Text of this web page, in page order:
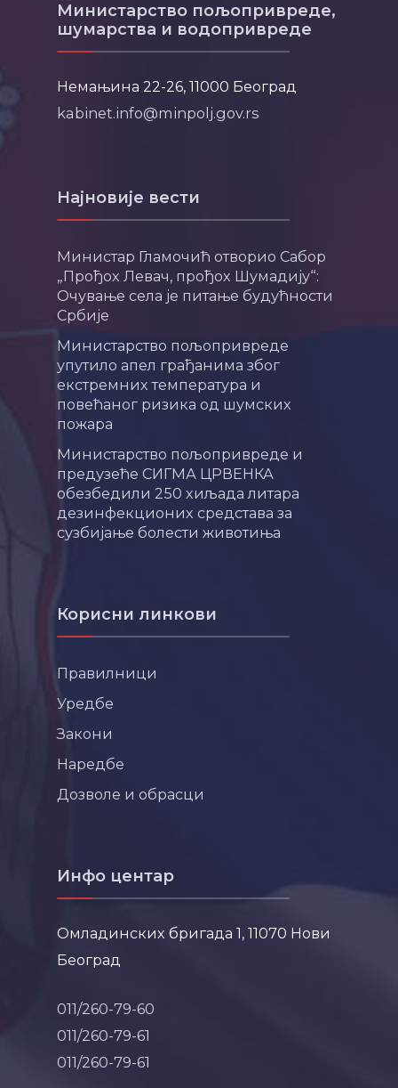
Министарство пољопривреде,
шумарства и водопривреде
Немањина 22-26, 11000 Београд
kabinet.info@minpolj.gov.rs
Најновије вести
Министар Гламочић отворио Сабор
„Прођох Левач, прођох Шумадију“:
Очување села је питање будућности
Србије
Министарство пољопривреде
упутило апел грађанима због
екстремних температура и
повећаног ризика од шумских
пожара
Министарство пољопривреде и
предузеће СИГМА ЦРВЕНКА
обезбедили 250 хиљада литара
дезинфекционих средстава за
сузбијање болести животиња
Корисни линкови
Правилници
Уредбе
Закони
Наредбе
Дозволе и обрасци
Инфо центар
Омладинских бригада 1, 11070 Нови
Београд
011/260-79-60
011/260-79-61
011/260-79-61